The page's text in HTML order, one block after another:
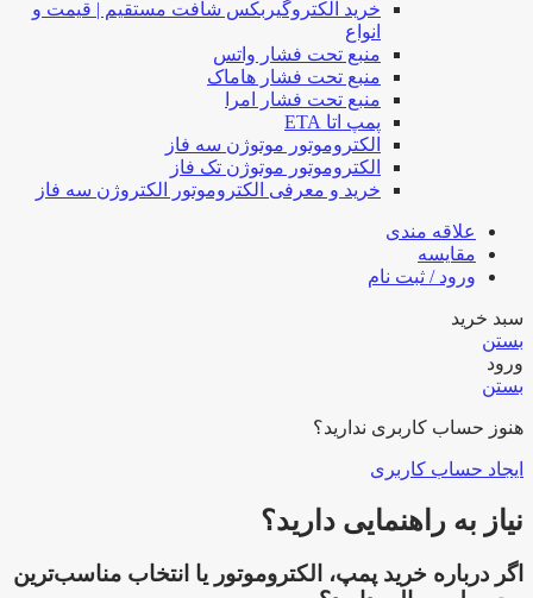
خرید الکتروگیربکس شافت مستقیم | قیمت و
انواع
منبع تحت فشار واتس
منبع تحت فشار هاماک
منبع تحت فشار امرا
پمپ اتا ETA
الکتروموتور موتوژن سه فاز
الکتروموتور موتوژن تک فاز
خرید و معرفی الکتروموتور الکتروژن سه فاز
علاقه مندی
مقایسه
ورود / ثبت نام
سبد خرید
بستن
ورود
بستن
هنوز حساب کاربری ندارید؟
ایجاد حساب کاربری
نیاز به راهنمایی دارید؟
اگر درباره خرید پمپ، الکتروموتور یا انتخاب مناسب‌ترین